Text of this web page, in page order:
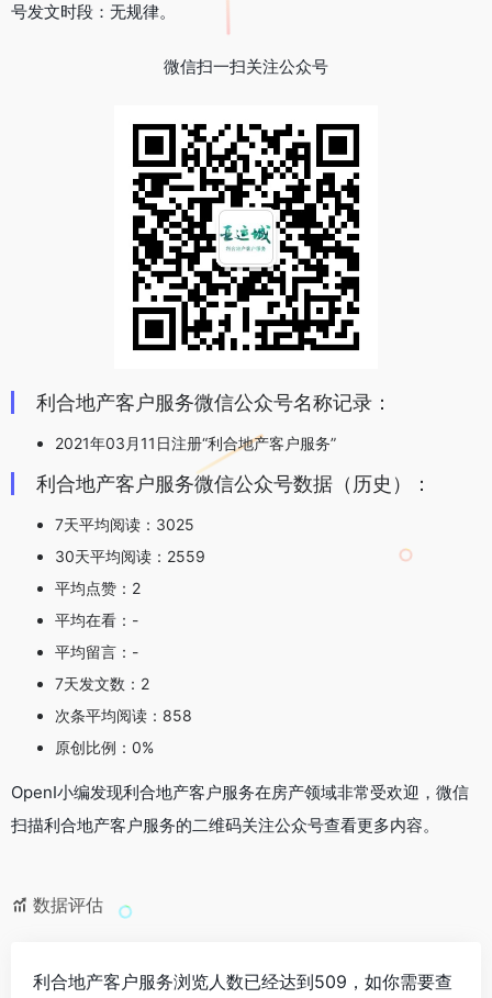
号发文时段：无规律。
微信扫一扫关注公众号
利合地产客户服务微信公众号名称记录：
2021年03月11日注册“利合地产客户服务”
利合地产客户服务微信公众号数据（历史）：
7天平均阅读：3025
30天平均阅读：2559
平均点赞：2
平均在看：-
平均留言：-
7天发文数：2
次条平均阅读：858
原创比例：0%
OpenI小编发现利合地产客户服务在房产领域非常受欢迎，微信
扫描利合地产客户服务的二维码关注公众号查看更多内容。
数据评估
利合地产客户服务浏览人数已经达到509，如你需要查